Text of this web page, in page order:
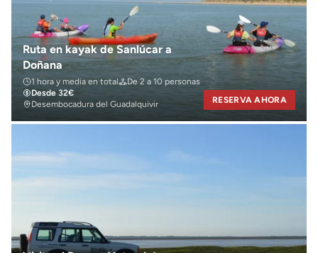
Ruta en kayak de Sanlúcar a
Doñana
1 hora y media en total
De 2 a 10 personas
Desde 32€
Desembocadura del Guadalquivir
RESERVA AHORA